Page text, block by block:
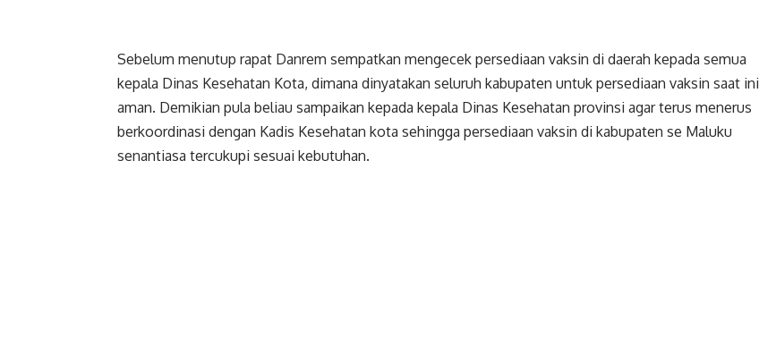
Sebelum menutup rapat Danrem sempatkan mengecek persediaan vaksin di daerah kepada semua
kepala Dinas Kesehatan Kota, dimana dinyatakan seluruh kabupaten untuk persediaan vaksin saat ini
aman. Demikian pula beliau sampaikan kepada kepala Dinas Kesehatan provinsi agar terus menerus
berkoordinasi dengan Kadis Kesehatan kota sehingga persediaan vaksin di kabupaten se Maluku
senantiasa tercukupi sesuai kebutuhan.